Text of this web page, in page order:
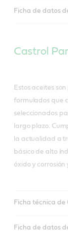
Ficha de datos
Castrol
Estos aceites
formulados que
seleccionados
largo plazo.
la actualidad a
básico de alto
óxido y corrosión
Ficha técnica
Ficha de datos